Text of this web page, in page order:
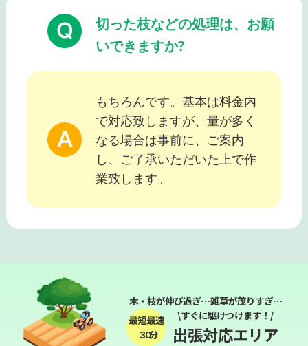
切った枝などの処理は、お願
いできますか?
もちろんです。基本は料金内
で対応致しますが、量が多く
なる場合は事前に、ご案内
し、ご了承いただいた上で作
業致します。
木・枝が伸び過ぎ…雑草が茂りすぎ…
最短最速
３０分
\すぐに駆けつけます！/
出張対応エリア